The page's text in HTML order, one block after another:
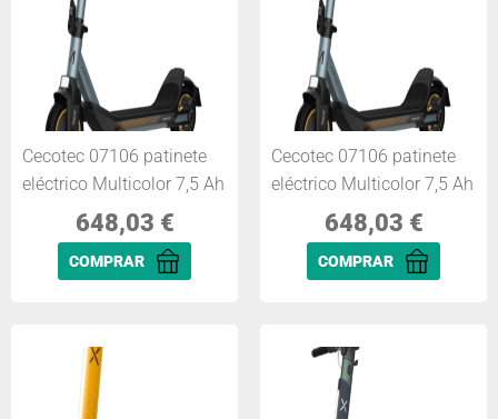
Cecotec 07106 patinete
eléctrico Multicolor 7,5 Ah
648,03 €
COMPRAR
Cecotec 07106 patinete
eléctrico Multicolor 7,5 Ah
648,03 €
COMPRAR